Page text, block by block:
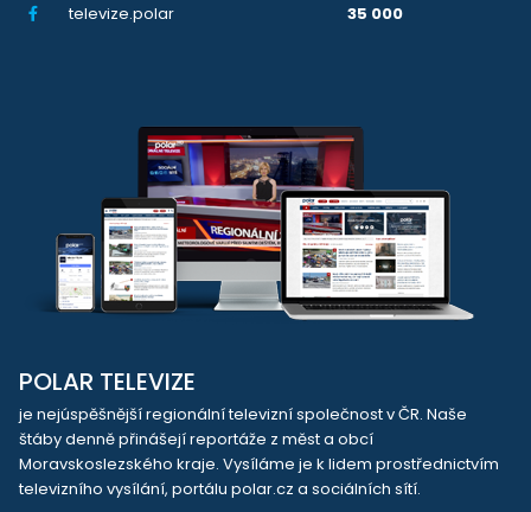
televize.polar
35 000
POLAR TELEVIZE
je nejúspěšnější regionální televizní společnost v ČR. Naše
štáby denně přinášejí reportáže z měst a obcí
Moravskoslezského kraje. Vysíláme je k lidem prostřednictvím
televizního vysílání, portálu polar.cz a sociálních sítí.